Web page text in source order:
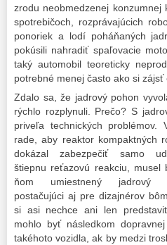
zrodu neobmedzenej
spotrebičoch, rozprávajúcich
ponoriek a lodí poháňaných
pokúsili nahradiť spaľovacie
taký automobil teoreticky
potrebné menej často ako si
Zdalo sa, že jadrový pohon
rýchlo rozplynuli. Prečo? S
priveľa technických problémov.
rade, aby reaktor kompaktných
dokázal zabezpečiť samo
štiepnu reťazovú reakciu, musel
ňom umiestnený jadrový
postačujúci aj pre dizajnérov
si asi nechce ani len
mohlo byť následkom
takéhoto vozidla, ak by medzi